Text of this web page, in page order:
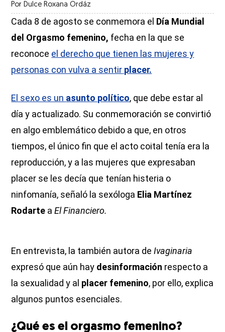
Por Dulce Roxana Ordáz
Cada 8 de agosto se conmemora el Día Mundial
del Orgasmo femenino, fecha en la que se
reconoce el derecho que tienen las mujeres y
personas con vulva a sentir placer.
El sexo es un asunto político, que debe estar al
día y actualizado. Su conmemoración se convirtió
en algo emblemático debido a que, en otros
tiempos, el único fin que el acto coital tenía era la
reproducción, y a las mujeres que expresaban
placer se les decía que tenían histeria o
ninfomanía, señaló la sexóloga Elia Martínez
Rodarte a El Financiero.
En entrevista, la también autora de Ivaginaria
expresó que aún hay desinformación respecto a
la sexualidad y al placer femenino, por ello, explica
algunos puntos esenciales.
¿Qué es el orgasmo femenino?